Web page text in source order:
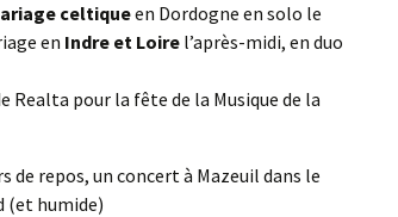
celtiqueen Dordogne en solo le
en Indre et Loire l’après-midi, en duo
Realta pour la fête de la Musique de la
repos, un concert à Mazeuil dans le
(et humide)